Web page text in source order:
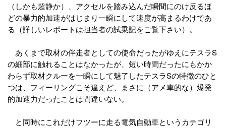
（しかも超静か）、アクセルを踏み込んだ瞬間にのけ反るほ
どの暴力的加速がはじまり一瞬にして速度が高まるわけであ
る（詳しいレポートは担当者の試乗記をご覧下さい）。
あくまで取材の伴走者としての使命だったがゆえにテスラS
の細部に触れることはなかったが、短い時間だったにもかか
わらず取材クルーを一瞬にして魅了したテスラSの特徴のひと
つは、フィーリングこそ違えど、まさに（アメ車的な）爆発
的加速力だったことは間違いない。
と同時にこれだけフツーに走る電気自動車というカテゴリ